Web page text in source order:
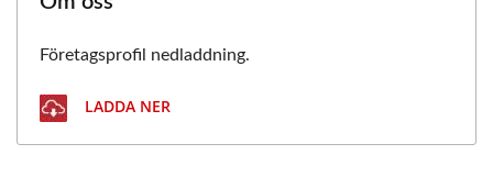
Företagsprofil nedladdning.
LADDA NER